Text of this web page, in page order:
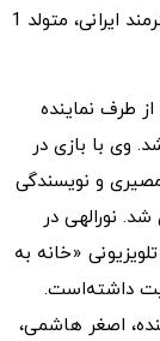
سعید نورالهی (به انگلیسی: Saeed Nourolahi) هنرمند ایرانی، متولد 1
طرف نماینده
وی با بازی در
و نویسندگی
بازیگری شد. نورالهی در
«خانه به
داشته‌است.
اصغر هاشمی،